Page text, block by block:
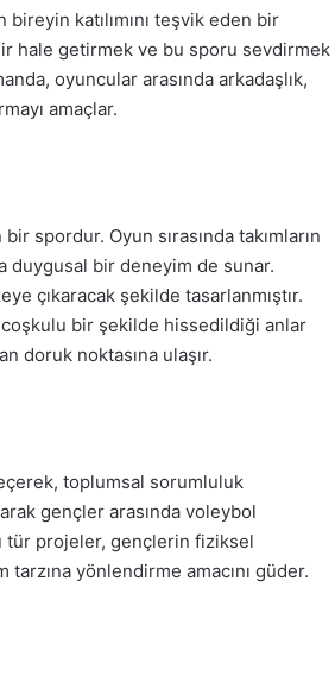
katılımını teşvik eden bir
hale getirmek ve bu sporu sevdirmek
oyuncular arasında arkadaşlık,
amaçlar.
spordur. Oyun sırasında takımların
duygusal bir deneyim de sunar.
çıkaracak şekilde tasarlanmıştır.
bir şekilde hissedildiği anlar
doruk noktasına ulaşır.
toplumsal sorumluluk
gençler arasında voleybol
tür projeler, gençlerin fiziksel
tarzına yönlendirme amacını güder.